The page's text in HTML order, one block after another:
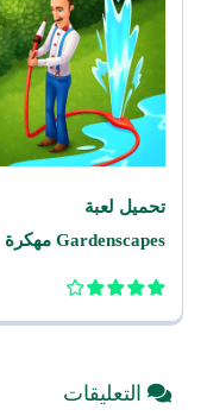
تحميل لعبة
Gardenscapes مهكرة
التعليقات